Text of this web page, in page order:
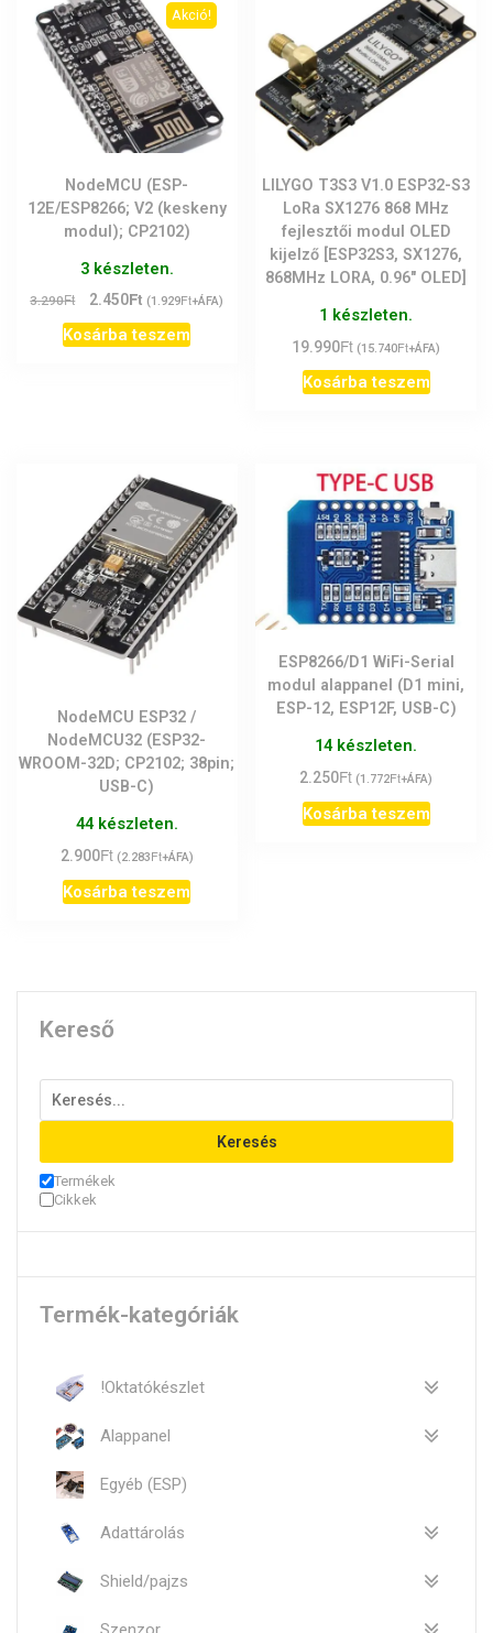
Akció!
NodeMCU (ESP-
12E/ESP8266; V2 (keskeny
modul); CP2102)
3 készleten.
3.290Ft
Original
price
was:
2.450Ft Current
price
is:
(1.929Ft+ÁFA)
Kosárba teszem
LILYGO T3S3 V1.0 ESP32-S3
LoRa SX1276 868 MHz
fejlesztői modul OLED
kijelző [ESP32S3, SX1276,
868MHz LORA, 0.96″ OLED]
1 készleten.
19.990Ft (15.740Ft+ÁFA)
Kosárba teszem
NodeMCU ESP32 /
NodeMCU32 (ESP32-
WROOM-32D; CP2102; 38pin;
USB-C)
44 készleten.
2.900Ft (2.283Ft+ÁFA)
Kosárba teszem
ESP8266/D1 WiFi-Serial
modul alappanel (D1 mini,
ESP-12, ESP12F, USB-C)
14 készleten.
2.250Ft (1.772Ft+ÁFA)
Kosárba teszem
Kereső
Keresés
Termékek
Cikkek
Termék-kategóriák
!Oktatókészlet
Alappanel
Egyéb (ESP)
Adattárolás
Shield/pajzs